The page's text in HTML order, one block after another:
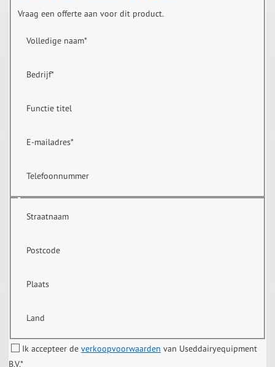
Vraag een offerte aan voor dit product.
Volledige naam*
Bedrijf*
Functie titel
E-mailadres*
Telefoonnummer
Straatnaam
Postcode
Plaats
Land
Ik accepteer deverkoopvoorwaarden van Useddairyequipment
B.V.*